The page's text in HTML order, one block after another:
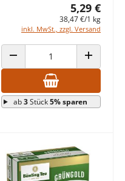
5,29 €
38,47 €/1 kg
inkl. MwSt., zzgl. Versand
ANZAHL VERRINGERN ANZAHL
ab3Stück5% sparen